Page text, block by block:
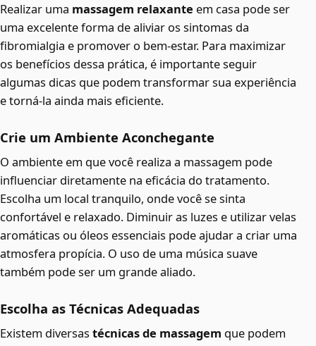
Realizar uma massagem relaxante em casa pode ser
uma excelente forma de aliviar os sintomas da
fibromialgia e promover o bem-estar. Para maximizar
os benefícios dessa prática, é importante seguir
algumas dicas que podem transformar sua experiência
e torná-la ainda mais eficiente.
Crie um Ambiente Aconchegante
O ambiente em que você realiza a massagem pode
influenciar diretamente na eficácia do tratamento.
Escolha um local tranquilo, onde você se sinta
confortável e relaxado. Diminuir as luzes e utilizar velas
aromáticas ou óleos essenciais pode ajudar a criar uma
atmosfera propícia. O uso de uma música suave
também pode ser um grande aliado.
Escolha as Técnicas Adequadas
Existem diversas técnicas de massagem que podem